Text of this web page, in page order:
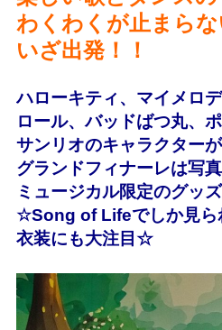
わくわくが止まらな
いざ出発！！
ハローキティ、マイメロ
ロール、バッドばつ丸、
サンリオのキャラクター
グランドフィナーレは写
ミュージカル限定のグッ
☆Song of Lifeでしか見ら
衣装にも大注目☆